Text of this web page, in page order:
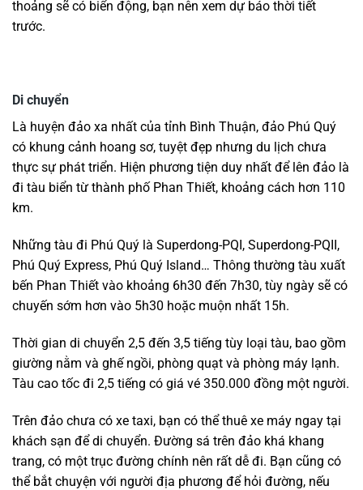
thoảng sẽ có biển động, bạn nên xem dự báo thời tiết
trước.
Di chuyển
Là huyện đảo xa nhất của tỉnh Bình Thuận, đảo Phú Quý
có khung cảnh hoang sơ, tuyệt đẹp nhưng du lịch chưa
thực sự phát triển. Hiện phương tiện duy nhất để lên đảo là
đi tàu biển từ thành phố Phan Thiết, khoảng cách hơn 110
km.
Những tàu đi Phú Quý là Superdong-PQI, Superdong-PQII,
Phú Quý Express, Phú Quý Island… Thông thường tàu xuất
bến Phan Thiết vào khoảng 6h30 đến 7h30, tùy ngày sẽ có
chuyến sớm hơn vào 5h30 hoặc muộn nhất 15h.
Thời gian di chuyển 2,5 đến 3,5 tiếng tùy loại tàu, bao gồm
giường nằm và ghế ngồi, phòng quạt và phòng máy lạnh.
Tàu cao tốc đi 2,5 tiếng có giá vé 350.000 đồng một người.
Trên đảo chưa có xe taxi, bạn có thể thuê xe máy ngay tại
khách sạn để di chuyển. Đường sá trên đảo khá khang
trang, có một trục đường chính nên rất dễ đi. Bạn cũng có
thể bắt chuyện với người địa phương để hỏi đường, nếu